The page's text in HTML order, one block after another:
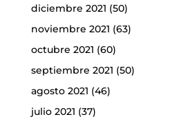
diciembre 2021 (50)
noviembre 2021 (63)
octubre 2021 (60)
septiembre 2021 (50)
agosto 2021 (46)
julio 2021 (37)